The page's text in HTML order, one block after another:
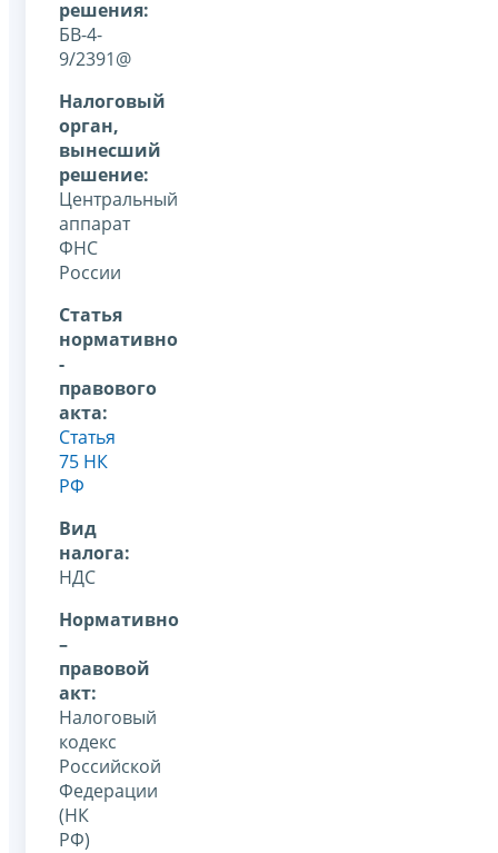
решения:
БВ-4-
9/2391@
Налоговый
орган,
вынесший
решение:
Центральный
аппарат
ФНС
России
Статья
нормативно
-
правового
акта:
Статья
75 НК
РФ
Вид
налога:
НДС
Нормативно
–
правовой
акт:
Налоговый
кодекс
Российской
Федерации
(НК
РФ)